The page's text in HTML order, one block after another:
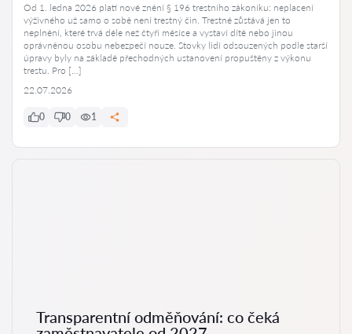
Od 1. ledna 2026 platí nové znění § 196 trestního zákoníku: neplacení
výživného už samo o sobě není trestný čin. Trestné zůstává jen to
neplnění, které trvá déle než čtyři měsíce a vystaví dítě nebo jinou
oprávněnou osobu nebezpečí nouze. Stovky lidí odsouzených podle starší
úpravy byly na základě přechodných ustanovení propuštěny z výkonu
trestu. Pro […]
22.07.2026
0 0 1
Transparentní odměňování: co čeká